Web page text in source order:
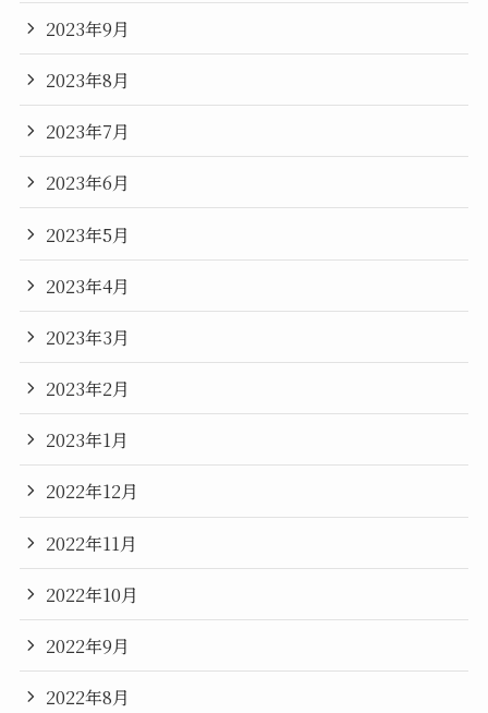
2023年9月
2023年8月
2023年7月
2023年6月
2023年5月
2023年4月
2023年3月
2023年2月
2023年1月
2022年12月
2022年11月
2022年10月
2022年9月
2022年8月